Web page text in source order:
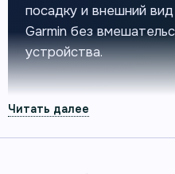
посадку и внешний
Garmin без
устройства.
КОРОТКО О ТОВАРЕ
Главное